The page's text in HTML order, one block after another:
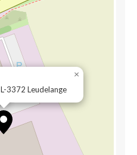
3372 Leudelange
×